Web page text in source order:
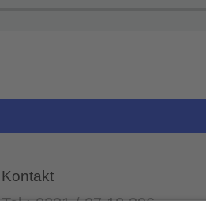
Kontakt
Tel.: 0221 / 27 18 396